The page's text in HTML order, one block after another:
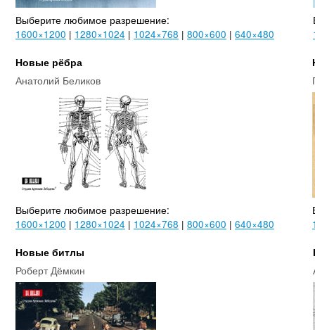
Выберите любимое разрешение:
1600×1200 | 1280×1024 | 1024×768 | 800×600 | 640×480
Новые рёбра
Анатолий Беликов
Выберите любимое разрешение:
1600×1200 | 1280×1024 | 1024×768 | 800×600 | 640×480
Новые битлы
Роберт Дёмкин